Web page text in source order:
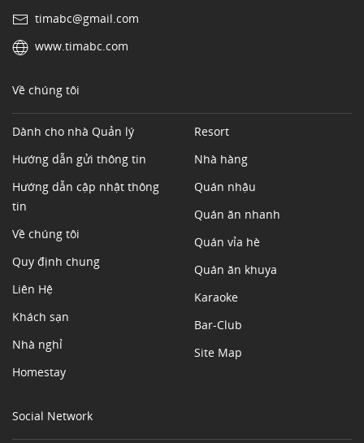
timabc@gmail.com
www.timabc.com
Về chúng tôi
Dành cho nhà Quản lý
Hướng dẫn gửi thông tin
Hướng dẫn cập nhật thông
tin
Về chúng tôi
Quy định chung
Liên Hệ
Khách sạn
Nhà nghỉ
Homestay
Resort
Nhà hàng
Quán nhậu
Quán ăn nhanh
Quán vỉa hè
Quán ăn khuya
Karaoke
Bar-Club
Site Map
Social Network